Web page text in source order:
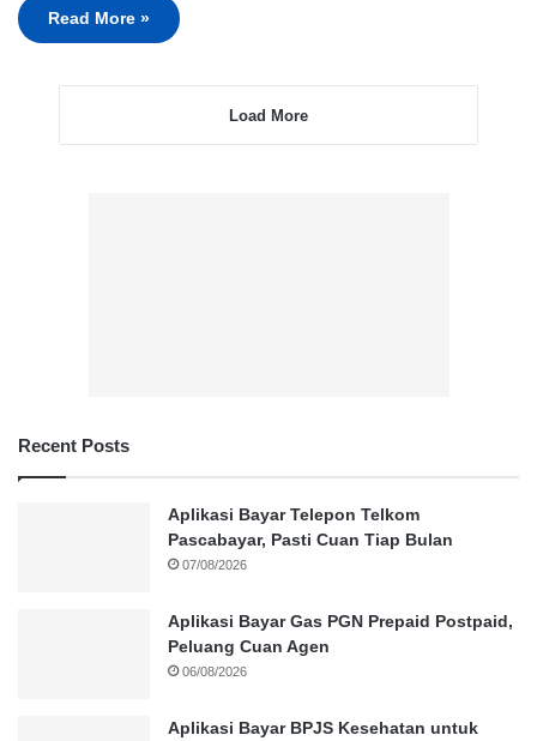
Read More »
Load More
Recent Posts
Aplikasi Bayar Telepon Telkom
Pascabayar, Pasti Cuan Tiap Bulan
07/08/2026
Aplikasi Bayar Gas PGN Prepaid Postpaid,
Peluang Cuan Agen
06/08/2026
Aplikasi Bayar BPJS Kesehatan untuk